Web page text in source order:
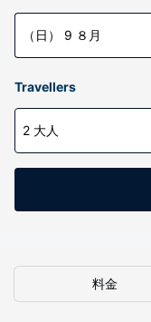
（日） 9 ８月
Travellers
2 大人
料金